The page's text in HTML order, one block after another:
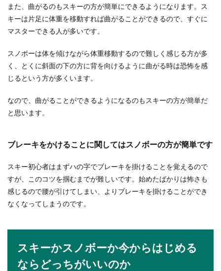
の服装と流れ・地鎮祭とは
かわからない人もいますよね。地鎮祭に何度も出
かどうか【年賀状のマナー】
なるのが...
バドミントンの試合で勝てるコツがあ
る。勝つ為に出来る事
また、曲がるのもスキーの方が簡単にできるようになります。ス
キーは片足に体重を移動すれば曲がることができるので、すぐに
マスターできる人が多いです。
スノボーは体を傾けながら体重移動するので難しく感じる方が多
く、とくに斜面の下の方に背を向けるように曲がる時は恐怖を感
じるという方が多くいます。
なので、曲がることができるようになるのもスキーの方が簡単だ
と思います。
ブレーキをかけることに関してはスノボーの方が簡単です
スキー初心者はまずハの字でブレーキを掛けることを覚えるので
すが、このコツを掴むまでが難しいです。始めたばかりは怖さも
感じるので腰が引けてしまい、よりブレーキを掛けることができ
なくなってしまうのです。
スキーかスノボーか今からはじめる
ならどっちがいいのか